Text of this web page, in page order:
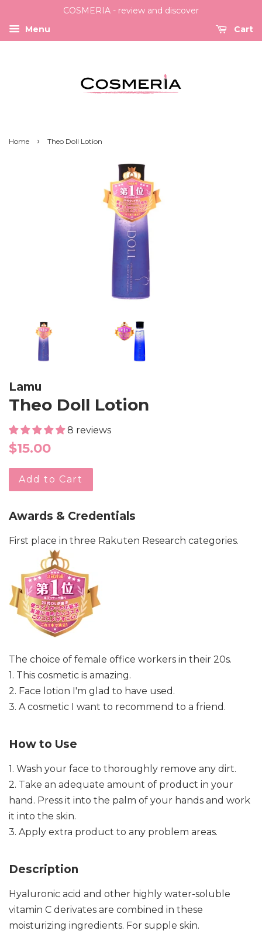
COSMERIA - review and discover
Menu
Cart
Home › Theo Doll Lotion
Lamu
Theo Doll Lotion
8 reviews
Regular
$15.00
Add to Cart
Awards & Credentials
First place in three Rakuten Research categories.
The choice of female office workers in their 20s.
1. This cosmetic is amazing.
2. Face lotion I'm glad to have used.
3. A cosmetic I want to recommend to a friend.
How to Use
1. Wash your face to thoroughly remove any dirt.
2. Take an adequate amount of product in your
hand. Press it into the palm of your hands and work
it into the skin.
3. Apply extra product to any problem areas.
Description
Hyaluronic acid and other highly water-soluble
vitamin C derivates are combined in these
moisturizing ingredients. For supple skin.